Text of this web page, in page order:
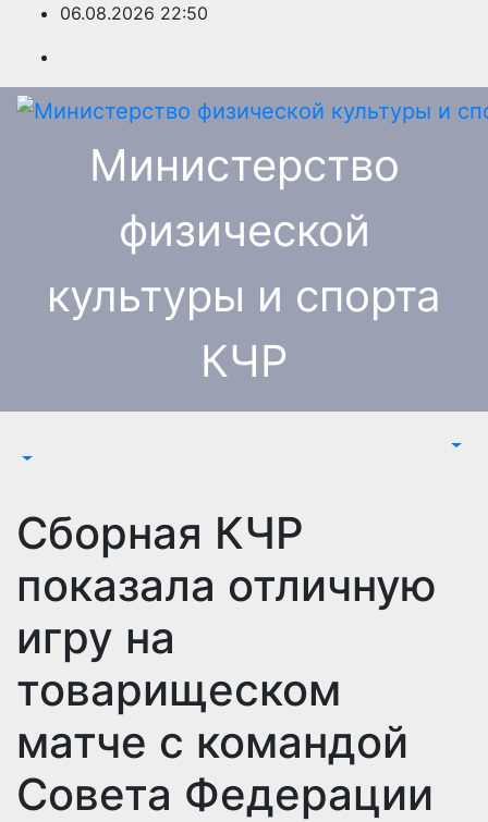
Перейти
содержимому
06.08.2026 22:50
Министерство
физической
культуры и спорта
КЧР
Сборная КЧР
показала отличную
игру на
товарищеском
матче с командой
Совета Федерации